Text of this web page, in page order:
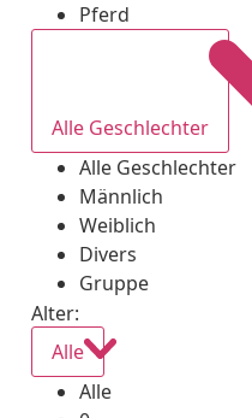
Pferd
Alle Geschlechter
Alle Geschlechter
Männlich
Weiblich
Divers
Gruppe
Alter:
Alle
Alle